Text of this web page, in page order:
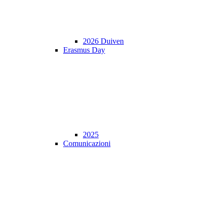
2026 Duiven
Erasmus Day
2025
Comunicazioni